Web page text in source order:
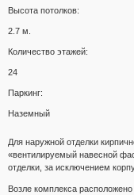
Высота потолков:
2.7 м.
Количество этажей:
24
Паркинг:
Наземный
Для наружной отделки
«вентилируемый навесной
отделки, за исключением
Возле комплекса